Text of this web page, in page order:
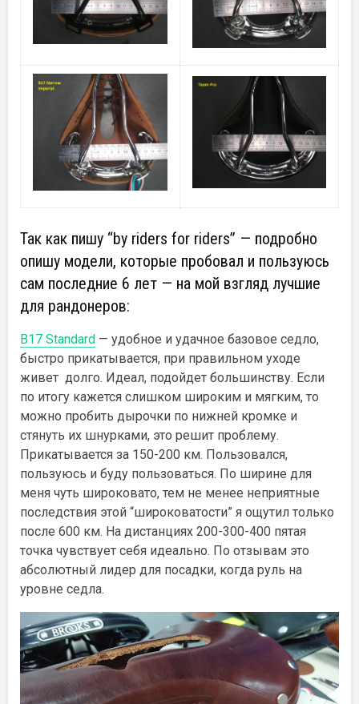
Так как пишу “by riders for riders” — подробно
опишу модели, которые пробовал и пользуюсь
сам последние 6 лет — на мой взгляд лучшие
для рандонеров:
B17 Standard — удобное и удачное базовое седло,
быстро прикатывается, при правильном уходе
живет долго. Идеал, подойдет большинству. Если
по итогу кажется слишком широким и мягким, то
можно пробить дырочки по нижней кромке и
стянуть их шнурками, это решит проблему.
Прикатывается за 150-200 км. Пользовался,
пользуюсь и буду пользоваться. По ширине для
меня чуть широковато, тем не менее неприятные
последствия этой “широковатости” я ощутил только
после 600 км. На дистанциях 200-300-400 пятая
точка чувствует себя идеально. По отзывам это
абсолютный лидер для посадки, когда руль на
уровне седла.